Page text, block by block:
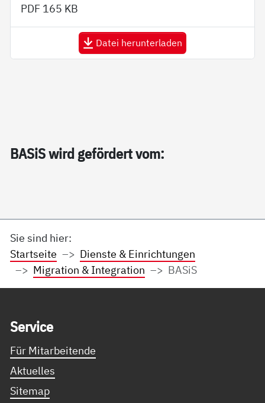
PDF 165 KB
Datei herunterladen
BA­SiS wird ge­för­dert vom:
Sie sind hier:
Startseite
Dienste & Einrichtungen
Migration & Integration
BASiS
Ser­vice
Für Mitarbeitende
Aktuelles
Sitemap